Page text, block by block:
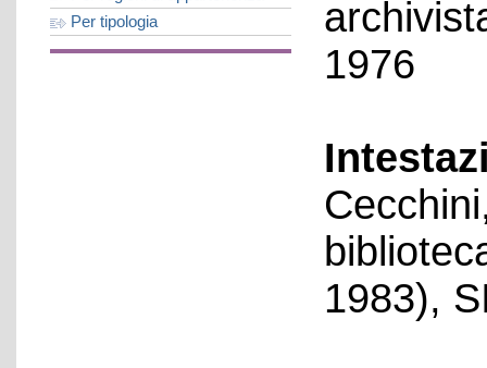
Per tipologia
1976
1983),